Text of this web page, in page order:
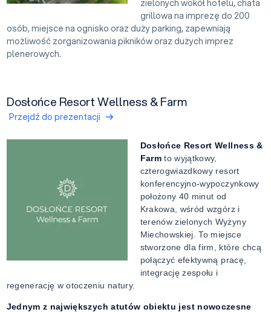
zielonych wokół hotelu, chata
grillowa na imprezę do 200
osób, miejsce na ognisko oraz duży parking, zapewniają
możliwość zorganizowania pikników oraz dużych imprez
plenerowych.
Dosłońce Resort Wellness & Farm
Przejdź do prezentacji
Dosłońce Resort Wellness &
Farmto wyjątkowy,
czterogwiazdkowy resort
konferencyjno-wypoczynkowy
położony 40 minut od
Krakowa, wśród wzgórz i
terenów zielonych Wyżyny
Miechowskiej. To miejsce
stworzone dla firm, które chcą
połączyć efektywną pracę,
integrację zespołu i
regenerację w otoczeniu natury.
Jednym z największych atutów obiektu jest nowoczesne